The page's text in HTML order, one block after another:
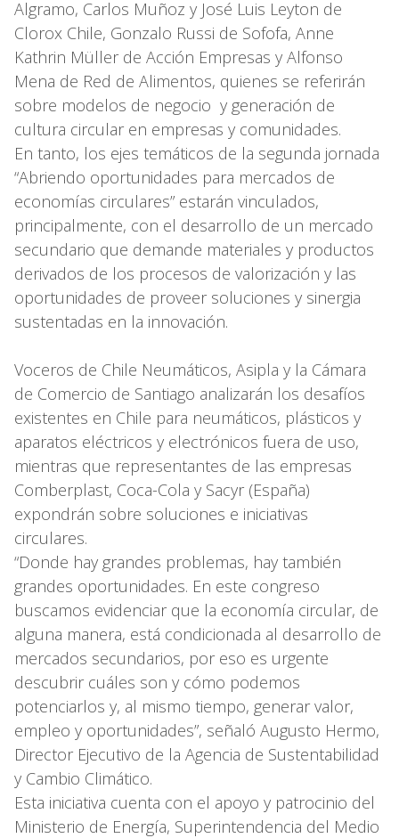
Algramo, Carlos Muñoz y José Luis Leyton de
Clorox Chile, Gonzalo Russi de Sofofa, Anne
Kathrin Müller de Acción Empresas y Alfonso
Mena de Red de Alimentos, quienes se referirán
sobre modelos de negocio y generación de
cultura circular en empresas y comunidades.
En tanto, los ejes temáticos de la segunda jornada
“Abriendo oportunidades para mercados de
economías circulares” estarán vinculados,
principalmente, con el desarrollo de un mercado
secundario que demande materiales y productos
derivados de los procesos de valorización y las
oportunidades de proveer soluciones y sinergia
sustentadas en la innovación.
Voceros de Chile Neumáticos, Asipla y la Cámara
de Comercio de Santiago analizarán los desafíos
existentes en Chile para neumáticos, plásticos y
aparatos eléctricos y electrónicos fuera de uso,
mientras que representantes de las empresas
Comberplast, Coca-Cola y Sacyr (España)
expondrán sobre soluciones e iniciativas
circulares.
“Donde hay grandes problemas, hay también
grandes oportunidades. En este congreso
buscamos evidenciar que la economía circular, de
alguna manera, está condicionada al desarrollo de
mercados secundarios, por eso es urgente
descubrir cuáles son y cómo podemos
potenciarlos y, al mismo tiempo, generar valor,
empleo y oportunidades”, señaló Augusto Hermo,
Director Ejecutivo de la Agencia de Sustentabilidad
y Cambio Climático.
Esta iniciativa cuenta con el apoyo y patrocinio del
Ministerio de Energía, Superintendencia del Medio